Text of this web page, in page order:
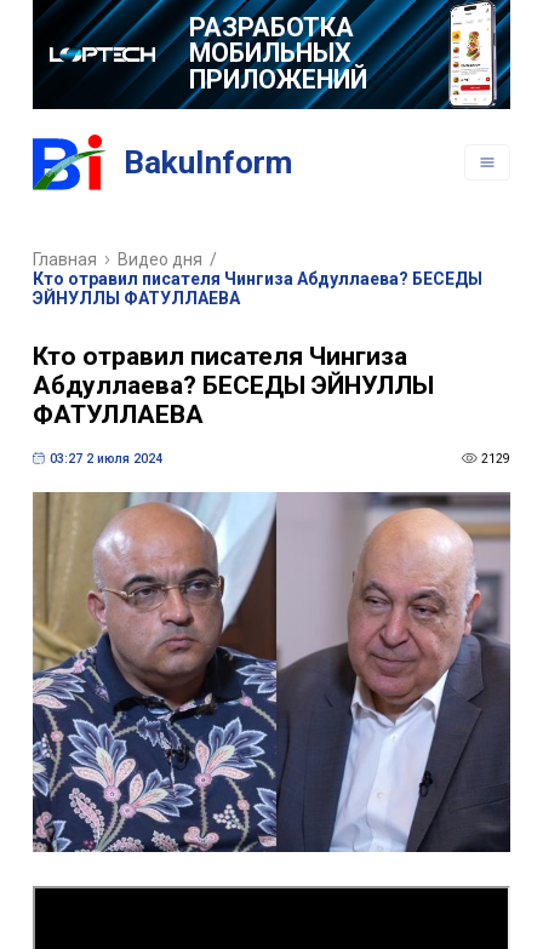
РАЗРАБОТКА
МОБИЛЬНЫХ
ПРИЛОЖЕНИЙ
BakuInform
Главная Видео дня /
Кто отравил писателя Чингиза Абдуллаева? БЕСЕДЫ
ЭЙНУЛЛЫ ФАТУЛЛАЕВА
Кто отравил писателя Чингиза
Абдуллаева? БЕСЕДЫ ЭЙНУЛЛЫ
ФАТУЛЛАЕВА
03:27 2 июля 2024 2129